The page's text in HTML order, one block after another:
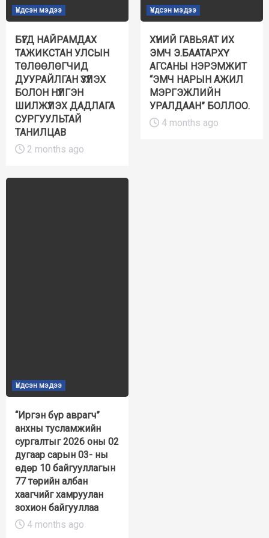
Үндсэн мэдээ
БҮГД НАЙРАМДАХ
ТАЖИКСТАН УЛСЫН
ТӨЛӨӨЛӨГЧИД
ДУУРАЙЛГАН ҮЗҮҮЛЭХ
БОЛОН НҮҮЛГЭН
ШИЛЖҮҮЛЭХ ДАДЛАГА
СУРГУУЛЬТАЙ
ТАНИЛЦАВ
2 months ago
Үндсэн мэдээ
ХҮНИЙ ГАВЬЯАТ ИХ
ЭМЧ Э.БААТАРХҮҮ
АГСАНЫ НЭРЭМЖИТ
“ЭМЧ НАРЫН АЖИЛ
МЭРГЭЖЛИЙН
УРАЛДААН” БОЛЛОО.
4 months ago
Үндсэн мэдээ
“Иргэн бүр аврагч”
анхны тусламжийн
сургалтыг 2026 оны 02
дугаар сарын 03- ны
өдөр 10 байгууллагын
77 төрийн албан
хаагчийг хамруулан
зохион байгууллаа
4 months ago